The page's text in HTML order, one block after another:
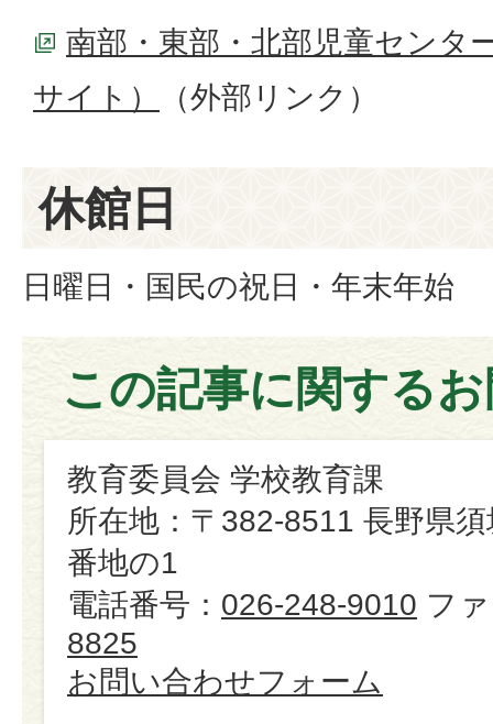
南部・東部・北部児童センタ
サイト）
（外部リンク）
休館日
日曜日・国民の祝日・年末年始
この記事に関する
教育委員会 学校教育課
所在地：〒382-8511 長野県
番地の1
電話番号： 026-248-9010 フ
8825
お問い合わせフォーム